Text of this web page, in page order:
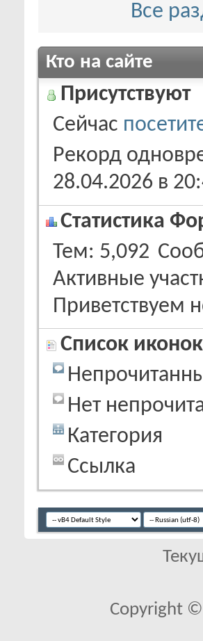
Все
Кто на сайте
Присутствуют
Сейчас
Рекорд
28.04.2026 в
Статистика
Тем 5,092
Активные
Приветствуем
Список иконок
Нет
Категория
Ссылка
Copyright